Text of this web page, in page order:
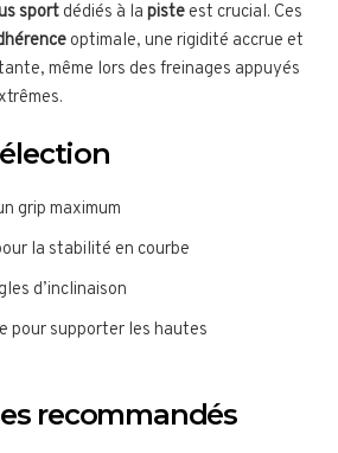
sport dédiés à la piste est crucial. Ces
optimale, une rigidité accrue et
même lors des freinages appuyés
grip maximum
la stabilité en courbe
d’inclinaison
pour supporter les hautes
recommandés